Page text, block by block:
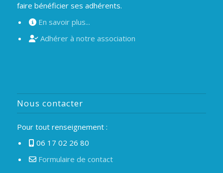
faire bénéficier ses adhérents.
En savoir plus...
Adhérer à notre association
Nous contacter
Pour tout renseignement :
06 17 02 26 80
Formulaire de contact